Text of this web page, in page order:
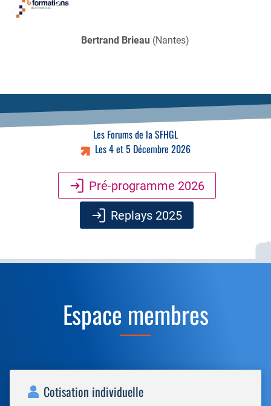
Bertrand Brieau (Nantes)
Les Forums de la SFHGL
Les 4 et 5 Décembre 2026
Pré-programme 2026
Replays 2025
Espace membres
Cotisation individuelle